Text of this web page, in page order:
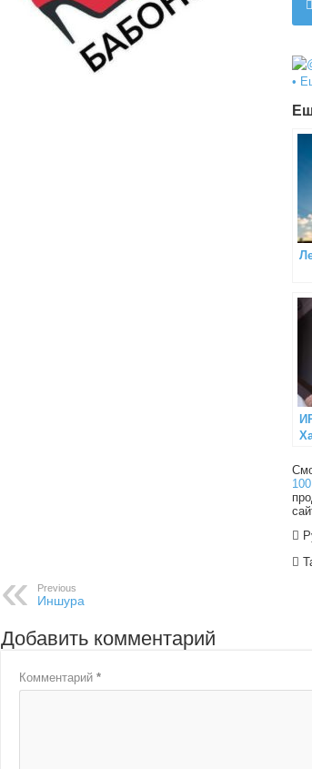
•
Previous
Иншура
Добавить комментарий
Комментарий *